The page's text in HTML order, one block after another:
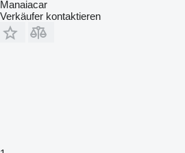
Manaiacar
Verkäufer kontaktieren